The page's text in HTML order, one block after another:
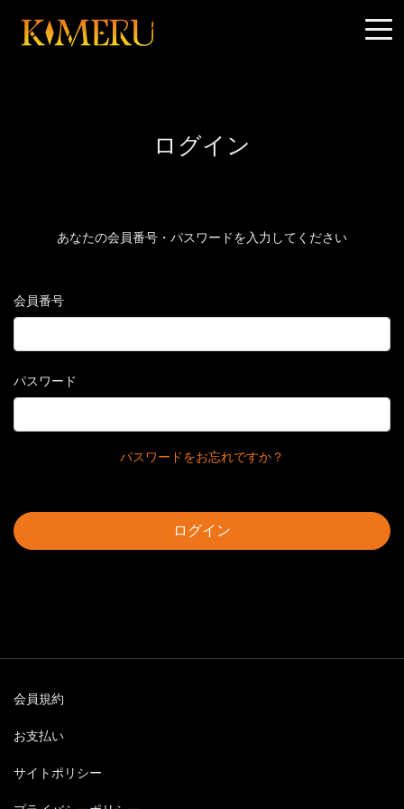
ログイン
あなたの会員番号・パスワードを入力してください
会員番号
パスワード
パスワードをお忘れですか？
ログイン
会員規約
お支払い
サイトポリシー